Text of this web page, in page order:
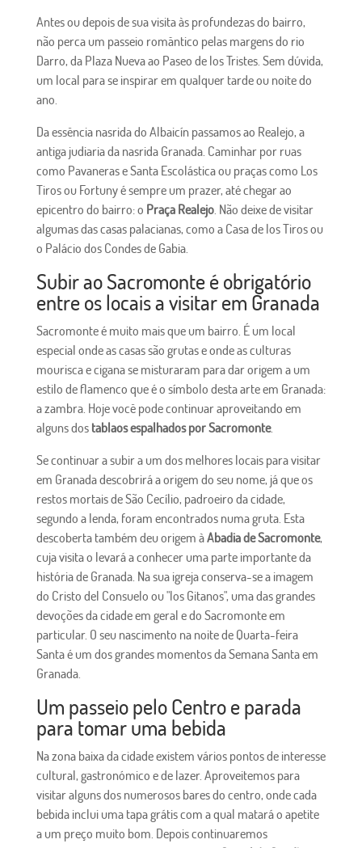
Antes ou depois de sua visita às profundezas do bairro,
não perca um passeio romântico pelas margens do rio
Darro, da Plaza Nueva ao Paseo de los Tristes. Sem dúvida,
um local para se inspirar em qualquer tarde ou noite do
ano.
Da essência nasrida do Albaicín passamos ao Realejo, a
antiga judiaria da nasrida Granada. Caminhar por ruas
como Pavaneras e Santa Escolástica ou praças como Los
Tiros ou Fortuny é sempre um prazer, até chegar ao
epicentro do bairro: o Praça Realejo. Não deixe de visitar
algumas das casas palacianas, como a Casa de los Tiros ou
o Palácio dos Condes de Gabia.
Subir ao Sacromonte é obrigatório
entre os locais a visitar em Granada
Sacromonte é muito mais que um bairro. É um local
especial onde as casas são grutas e onde as culturas
mourisca e cigana se misturaram para dar origem a um
estilo de flamenco que é o símbolo desta arte em Granada:
a zambra. Hoje você pode continuar aproveitando em
alguns dos tablaos espalhados por Sacromonte.
Se continuar a subir a um dos melhores locais para visitar
em Granada descobrirá a origem do seu nome, já que os
restos mortais de São Cecílio, padroeiro da cidade,
segundo a lenda, foram encontrados numa gruta. Esta
descoberta também deu origem àAbadia de Sacromonte,
cuja visita o levará a conhecer uma parte importante da
história de Granada. Na sua igreja conserva-se a imagem
do Cristo del Consuelo ou "los Gitanos", uma das grandes
devoções da cidade em geral e do Sacromonte em
particular. O seu nascimento na noite de Quarta-feira
Santa é um dos grandes momentos da Semana Santa em
Granada.
Um passeio pelo Centro e parada
para tomar uma bebida
Na zona baixa da cidade existem vários pontos de interesse
cultural, gastronómico e de lazer. Aproveitemos para
visitar alguns dos numerosos bares do centro, onde cada
bebida inclui uma tapa grátis com a qual matará o apetite
a um preço muito bom. Depois continuaremos